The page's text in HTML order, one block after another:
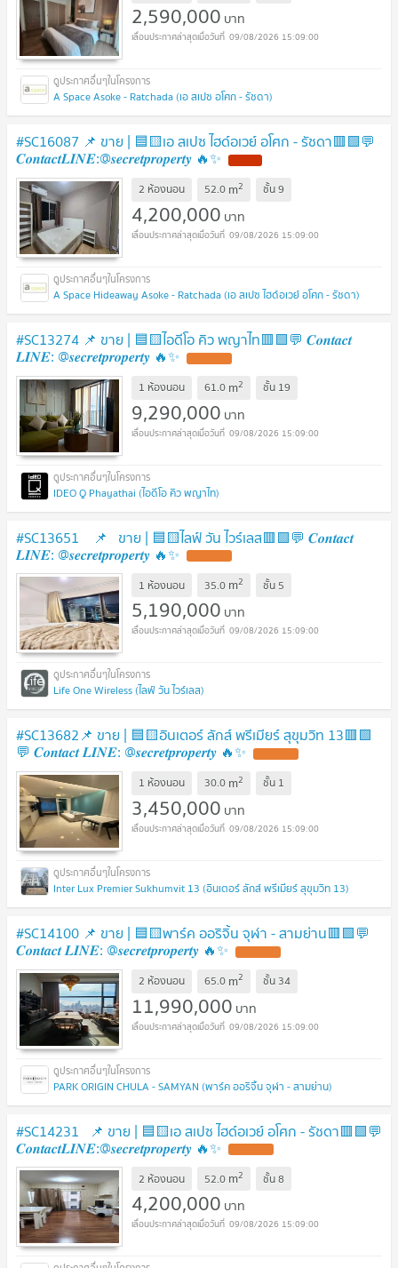
2,590,000 บาท
09/08/2026 15:09:00
A Space Asoke - Ratchada (เอ สเปซ อโศก - รัชดา)
#SC16087 📌 ขาย | 🟦🟨เอ สเปซ ไฮด์อเวย์ อโศก - รัชดา🟥🟩💬
𝑪𝒐𝒏𝒕𝒂𝒄𝒕𝑳𝑰𝑵𝑬:@𝒔𝒆𝒄𝒓𝒆𝒕𝒑𝒓𝒐𝒑𝒆𝒓𝒕𝒚 🔥✨
2 ห้องนอน 52.0 m2 ชั้น9
4,200,000 บาท
09/08/2026 15:09:00
A Space Hideaway Asoke - Ratchada (เอ สเปซ ไฮด์อเวย์ อโศก - รัชดา)
#SC13274​​ 📌 ขาย | 🟦🟨ไอดีโอ คิว พญาไท🟥🟩💬 𝑪𝒐𝒏𝒕𝒂𝒄𝒕
𝑳𝑰𝑵𝑬: @𝒔𝒆𝒄𝒓𝒆𝒕𝒑𝒓𝒐𝒑𝒆𝒓𝒕𝒚 🔥✨
1 ห้องนอน 61.0 m2 ชั้น 19
9,290,000 บาท
09/08/2026 15:09:00
IDEO Q Phayathai (ไอดีโอ คิว พญาไท)
#SC13651 📌 ขาย | 🟦🟨ไลฟ์ วัน ไวร์เลส​🟥🟩💬 𝑪𝒐𝒏𝒕𝒂𝒄𝒕
𝑳𝑰𝑵𝑬: @𝒔𝒆𝒄𝒓𝒆𝒕𝒑𝒓𝒐𝒑𝒆𝒓𝒕𝒚 🔥✨
1 ห้องนอน 35.0 m2 ชั้น 5
5,190,000 บาท
09/08/2026 15:09:00
Life One Wireless (ไลฟ์ วัน ไวร์เลส)
#SC13682📌 ขาย | 🟦🟨อินเตอร์ ลักส์ พรีเมียร์ สุขุมวิท 13🟥🟩
💬 𝑪𝒐𝒏𝒕𝒂𝒄𝒕 𝑳𝑰𝑵𝑬: @𝒔𝒆𝒄𝒓𝒆𝒕𝒑𝒓𝒐𝒑𝒆𝒓𝒕𝒚 🔥✨
1 ห้องนอน 30.0 m2 ชั้น 1
3,450,000 บาท
09/08/2026 15:09:00
Inter Lux Premier Sukhumvit 13 (อินเตอร์ ลักส์ พรีเมียร์ สุขุมวิท 13)
#SC14100​​ 📌 ขาย | 🟦🟨พาร์ค ออริจิ้น จุฬา - สามย่าน​🟥🟩💬
𝑪𝒐𝒏𝒕𝒂𝒄𝒕 𝑳𝑰𝑵𝑬: @𝒔𝒆𝒄𝒓𝒆𝒕𝒑𝒓𝒐𝒑𝒆𝒓𝒕𝒚 🔥✨
2 ห้องนอน 65.0 m2 ชั้น 34
11,990,000 บาท
09/08/2026 15:09:00
PARK ORIGIN CHULA - SAMYAN (พาร์ค ออริจิ้น จุฬา - สามย่าน)
#SC14231 📌 ขาย | 🟦🟨เอ สเปซ ไฮด์อเวย์ อโศก - รัชดา​🟥🟩💬
𝑪𝒐𝒏𝒕𝒂𝒄𝒕𝑳𝑰𝑵𝑬:@𝒔𝒆𝒄𝒓𝒆𝒕𝒑𝒓𝒐𝒑𝒆𝒓𝒕𝒚 🔥✨
2 ห้องนอน 52.0 m2 ชั้น8
4,200,000 บาท
09/08/2026 15:09:00